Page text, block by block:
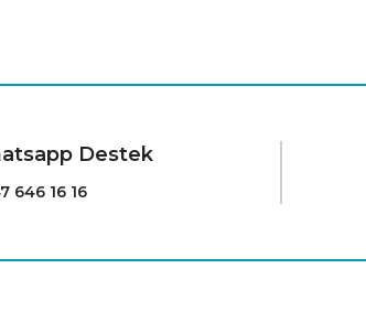
Destek
646 16 16